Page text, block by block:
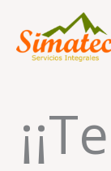
contenido
¡¡Te